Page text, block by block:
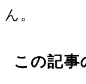
ん。
この記事